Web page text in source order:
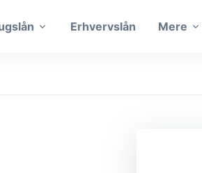
Erhvervslån Mere